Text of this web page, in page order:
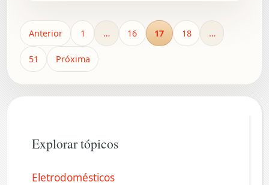
Anterior 1 … 16 17 18 …
51 Próxima
Explorar tópicos
Eletrodomésticos